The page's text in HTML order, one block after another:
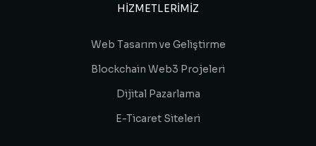
HIZMETLERIMIZ
Web Tasarım ve Geliştirme
Blockchain Web3 Projeleri
Dijital Pazarlama
E-Ticaret Siteleri